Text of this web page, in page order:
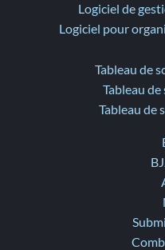
Logiciel de
Logiciel pour
Tableau de
Tableau
Tableau de